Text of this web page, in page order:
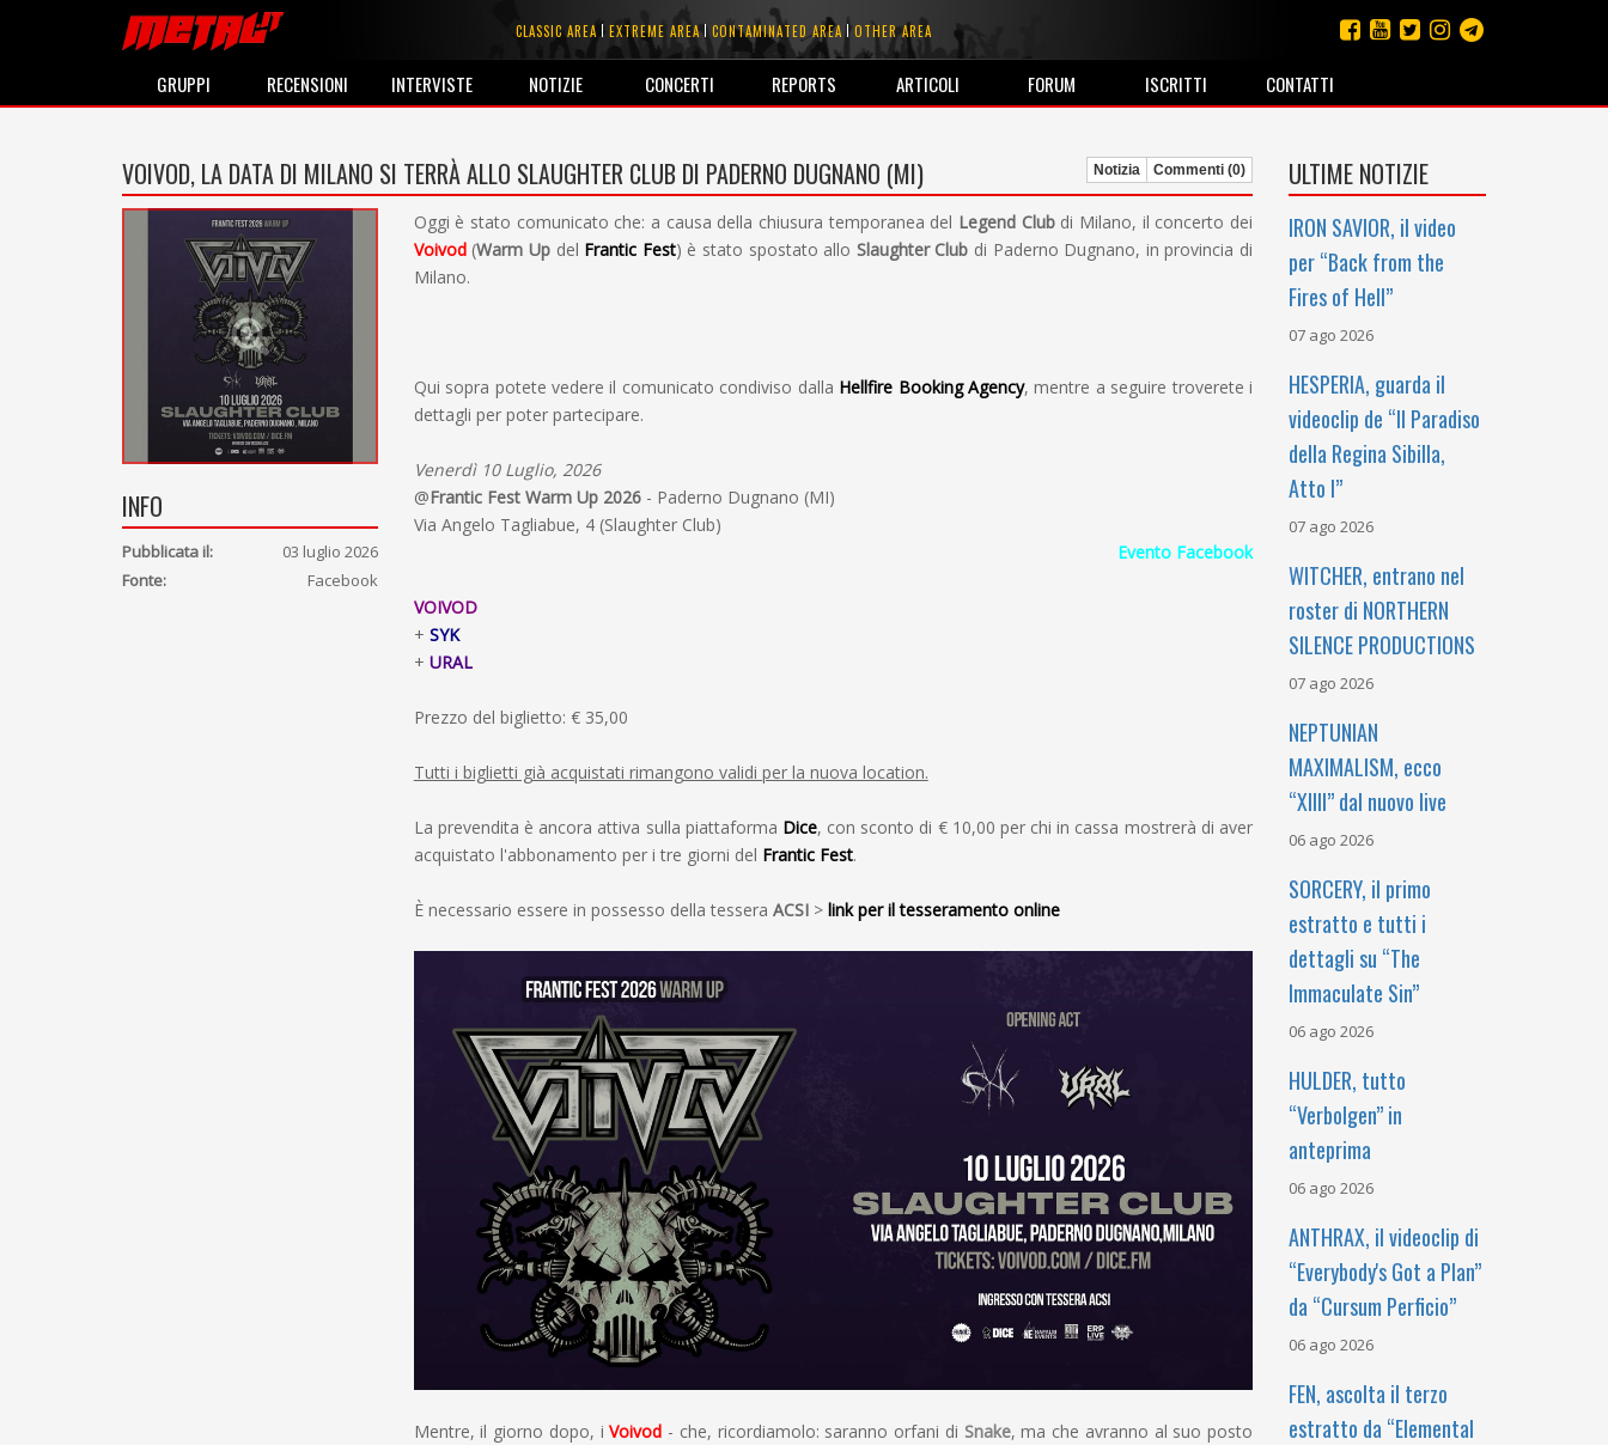
CLASSIC AREA EXTREME AREA CONTAMINATED AREA OTHER AREA
GRUPPI RECENSIONI INTERVISTE NOTIZIE CONCERTI REPORTS ARTICOLI FORUM ISCRITTI CONTATTI
VOIVOD, LA DATA DI MILANO SI TERRÀ ALLO SLAUGHTER CLUB DI PADERNO DUGNANO (MI) Notizia Commenti (0)
INFO
Pubblicata il:
03 luglio 2026
Fonte:
Facebook
Oggi è stato comunicato che: a causa della chiusura temporanea del Legend Clubdi Milano, il concerto dei
Voivod(Warm Updel Frantic Fest) è stato spostato allo Slaughter Club di Paderno Dugnano, in provincia di
Milano.
Qui sopra potete vedere il comunicato condiviso dalla Hellfire Booking Agency, mentre a seguire troverete i
dettagli per poter partecipare.
Venerdì 10 Luglio, 2026
@Frantic Fest Warm Up 2026- Paderno Dugnano (MI)
Via Angelo Tagliabue, 4 (Slaughter Club)
Evento Facebook
VOIVOD
+ SYK
+ URAL
Prezzo del biglietto: € 35,00
Tutti i biglietti già acquistati rimangono validi per la nuova location.
La prevendita è ancora attiva sulla piattaforma Dice, con sconto di € 10,00 per chi in cassa mostrerà di aver
acquistato l'abbonamento per i tre giorni del Frantic Fest.
È necessario essere in possesso della tessera ACSI> link per il tesseramento online
Mentre, il giorno dopo, iVoivod - che, ricordiamolo: saranno orfani di Snake, ma che avranno al suo posto
ULTIME NOTIZIE
IRON SAVIOR, il video
per “Back from the
Fires of Hell”
07 ago 2026
HESPERIA, guarda il
videoclip de “Il Paradiso
della Regina Sibilla,
Atto I”
07 ago 2026
WITCHER, entrano nel
roster di NORTHERN
SILENCE PRODUCTIONS
07 ago 2026
NEPTUNIAN
MAXIMALISM, ecco
“XIIII” dal nuovo live
06 ago 2026
SORCERY, il primo
estratto e tutti i
dettagli su “The
Immaculate Sin”
06 ago 2026
HULDER, tutto
“Verbolgen” in
anteprima
06 ago 2026
ANTHRAX, il videoclip di
“Everybody's Got a Plan”
da “Cursum Perficio”
06 ago 2026
FEN, ascolta il terzo
estratto da “Elemental